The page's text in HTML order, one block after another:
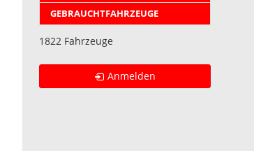
GEBRAUCHTFAHRZEUGE
1822 Fahrzeuge
Anmelden